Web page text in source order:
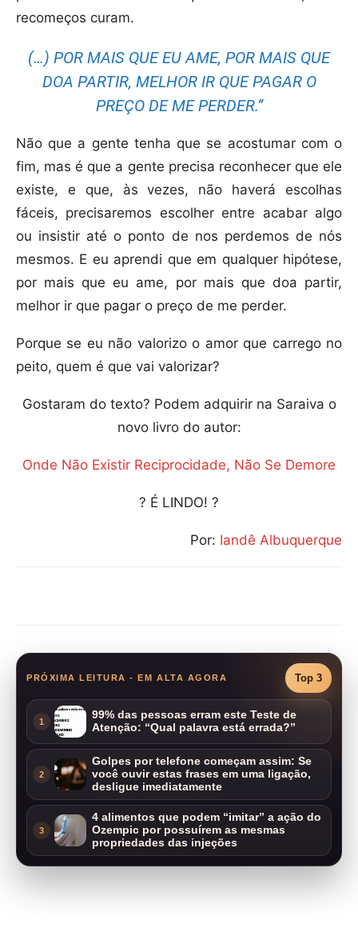
recomeços curam.
(…) POR MAIS QUE EU AME, POR MAIS QUE
DOA PARTIR, MELHOR IR QUE PAGAR O
PREÇO DE ME PERDER.”
Não que a gente tenha que se acostumar com o
fim, mas é que a gente precisa reconhecer que ele
existe, e que, às vezes, não haverá escolhas
fáceis, precisaremos escolher entre acabar algo
ou insistir até o ponto de nos perdemos de nós
mesmos. E eu aprendi que em qualquer hipótese,
por mais que eu ame, por mais que doa partir,
melhor ir que pagar o preço de me perder.
Porque se eu não valorizo o amor que carrego no
peito, quem é que vai valorizar?
Gostaram do texto? Podem adquirir na Saraiva o
novo livro do autor:
Onde Não Existir Reciprocidade, Não Se Demore
? É LINDO! ?
Por: Iandê Albuquerque
PRÓXIMA LEITURA - EM ALTA AGORA Top 3
1
99% das pessoas erram este Teste de
Atenção: “Qual palavra está errada?”
2
Golpes por telefone começam assim: Se
você ouvir estas frases em uma ligação,
desligue imediatamente
3
4 alimentos que podem “imitar” a ação do
Ozempic por possuírem as mesmas
propriedades das injeções